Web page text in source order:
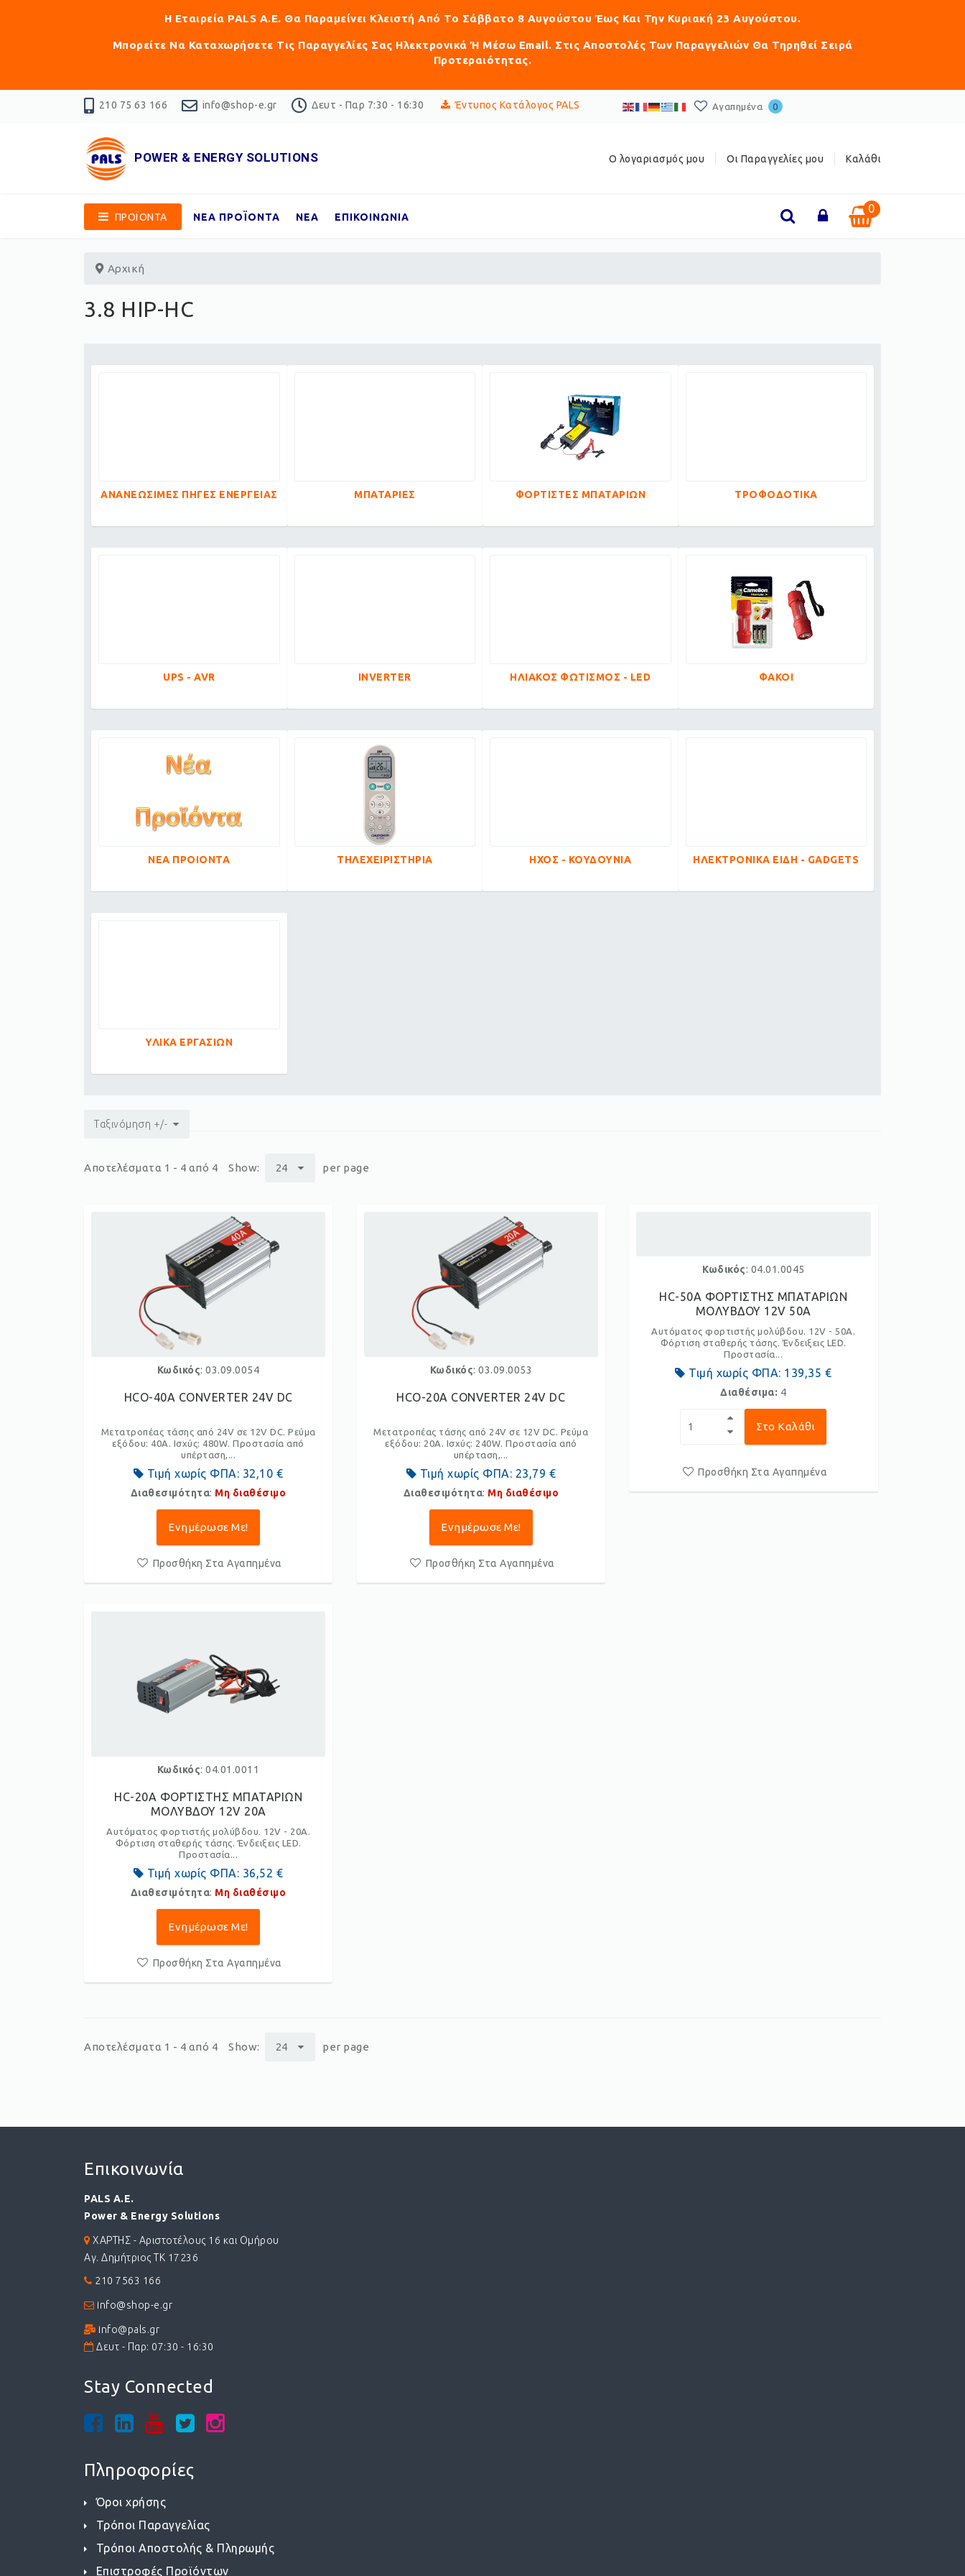
Η Εταιρεία PALS Α.Ε. Θα Παραμείνει Κλειστή Από Το Σάββατο 8 Αυγούστου Έως Και Την Κυριακή 23 Αυγούστου.
Μπορείτε Να Καταχωρήσετε Τις Παραγγελίες Σας Ηλεκτρονικά Ή Μέσω Email. Στις Αποστολές Των Παραγγελιών Θα Τηρηθεί Σειρά
Προτεραιότητας.
210 75 63 166 info@shop-e.gr Δευτ - Παρ 7:30 - 16:30 Έντυπος Κατάλογος PALS Αγαπημένα 0
POWER & ENERGY SOLUTIONS Ο λογαριασμός μου Οι Παραγγελίες μου Καλάθι
ΠΡΟΪΟΝΤΑ ΝΕΑ ΠΡΟΪΟΝΤΑ ΝΕΑ ΕΠΙΚΟΙΝΩΝΙΑ
0
Αρχική
3.8 HIP-HC
ΑΝΑΝΕΩΣΙΜΕΣ ΠΗΓΕΣ ΕΝΕΡΓΕΙΑΣ ΜΠΑΤΑΡΙΕΣ ΦΟΡΤΙΣΤΕΣ ΜΠΑΤΑΡΙΩΝ ΤΡΟΦΟΔΟΤΙΚΑ
UPS - AVR INVERTER ΗΛΙΑΚΟΣ ΦΩΤΙΣΜΟΣ - LED ΦΑΚΟΙ
ΝΕΑ ΠΡΟΙΟΝΤΑ ΤΗΛΕΧΕΙΡΙΣΤΗΡΙΑ ΗΧΟΣ - ΚΟΥΔΟΥΝΙΑ ΗΛΕΚΤΡΟΝΙΚΑ ΕΙΔΗ - GADGETS
ΥΛΙΚΑ ΕΡΓΑΣΙΩΝ
Ταξινόμηση +/-
Αποτελέσματα 1 - 4 από 4 Show: 24 per page
Κωδικός: 03.09.0054
HCO-40A CONVERTER 24V DC
Μετατροπέας τάσης από 24V σε 12V DC. Ρεύμα
εξόδου: 40A. Ισχύς: 480W. Προστασία από
υπέρταση,...
Τιμή χωρίς ΦΠΑ: 32,10 €
Διαθεσιμότητα: Μη διαθέσιμο
Ενημέρωσε Με!
Προσθήκη Στα Αγαπημένα
Κωδικός: 03.09.0053
HCO-20A CONVERTER 24V DC
Μετατροπέας τάσης από 24V σε 12V DC. Ρεύμα
εξόδου: 20A. Ισχύς: 240W. Προστασία από
υπέρταση,...
Τιμή χωρίς ΦΠΑ: 23,79 €
Διαθεσιμότητα: Μη διαθέσιμο
Ενημέρωσε Με!
Προσθήκη Στα Αγαπημένα
Κωδικός: 04.01.0045
HC-50A ΦΟΡΤΙΣΤΗΣ ΜΠΑΤΑΡΙΩΝ
ΜΟΛΥΒΔΟΥ 12V 50A
Αυτόματος φορτιστής μολύβδου. 12V - 50A.
Φόρτιση σταθερής τάσης. Ένδειξεις LED.
Προστασία...
Τιμή χωρίς ΦΠΑ: 139,35 €
Διαθέσιμα: 4
Στο Καλάθι
Προσθήκη Στα Αγαπημένα
Κωδικός: 04.01.0011
HC-20A ΦΟΡΤΙΣΤΗΣ ΜΠΑΤΑΡΙΩΝ
ΜΟΛΥΒΔΟΥ 12V 20A
Αυτόματος φορτιστής μολύβδου. 12V - 20A.
Φόρτιση σταθερής τάσης. Ένδειξεις LED.
Προστασία...
Τιμή χωρίς ΦΠΑ: 36,52 €
Διαθεσιμότητα: Μη διαθέσιμο
Ενημέρωσε Με!
Προσθήκη Στα Αγαπημένα
Αποτελέσματα 1 - 4 από 4 Show: 24 per page
Επικοινωνία
PALS A.E.
Power & Energy Solutions
ΧΑΡΤΗΣ - Αριστοτέλους 16 και Ομήρου
Αγ. Δημήτριος ΤΚ 17236
210 7563 166
info@shop-e.gr
info@pals.gr
Δευτ - Παρ: 07:30 - 16:30
Stay Connected
Πληροφορίες
Όροι χρήσης
Τρόποι Παραγγελίας
Τρόποι Αποστολής & Πληρωμής
Επιστροφές Προϊόντων